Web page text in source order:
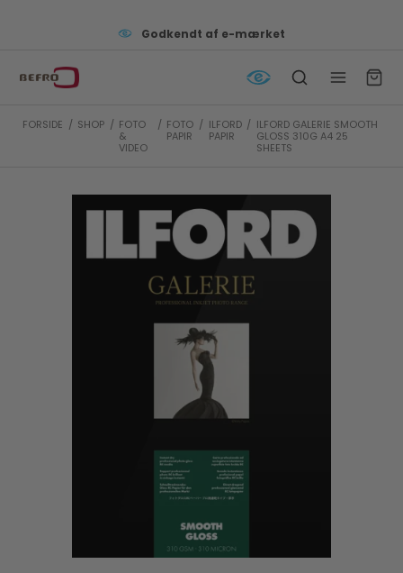
Godkendt af e-mærket
FORSIDE / SHOP / FOTO
&
VIDEO
/ FOTO
PAPIR
/ ILFORD
PAPIR
/ ILFORD GALERIE SMOOTH
GLOSS 310G A4 25
SHEETS